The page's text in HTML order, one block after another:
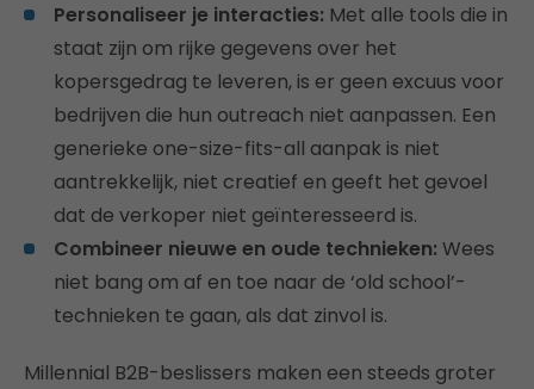
Personaliseer je interacties: Met alle tools die in
staat zijn om rijke gegevens over het
kopersgedrag te leveren, is er geen excuus voor
bedrijven die hun outreach niet aanpassen. Een
generieke one-size-fits-all aanpak is niet
aantrekkelijk, niet creatief en geeft het gevoel
dat de verkoper niet geïnteresseerd is.
Combineer nieuwe en oude technieken: Wees
niet bang om af en toe naar de ‘old school’-
technieken te gaan, als dat zinvol is.
Millennial B2B-beslissers maken een steeds groter